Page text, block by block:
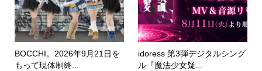
BOCCHI。2026年9月21日を
もって現体制終...
idoress 第3弾デジタルシング
ル『魔法少女疑...